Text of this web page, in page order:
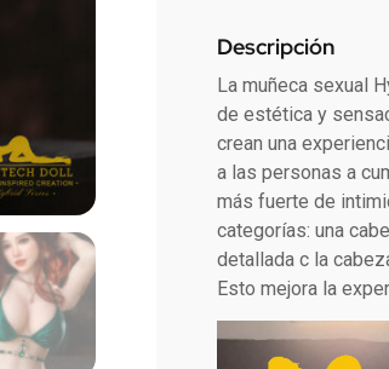
Descripción
La muñeca sexual
de estética y
crean una
a las personas a
más fuerte de
categorías: una
detallada c la
Esto mejora la
Reproductor